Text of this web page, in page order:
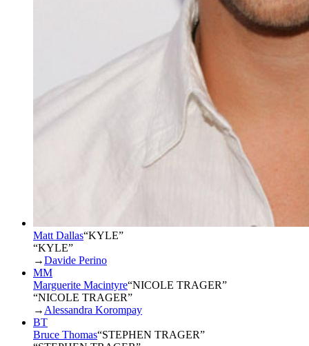
Matt Dallas“KYLE”
“KYLE”
→Davide Perino
MM
Marguerite Macintyre“NICOLE TRAGER”
“NICOLE TRAGER”
→ Alessandra Korompay
BT
Bruce Thomas“STEPHEN TRAGER”